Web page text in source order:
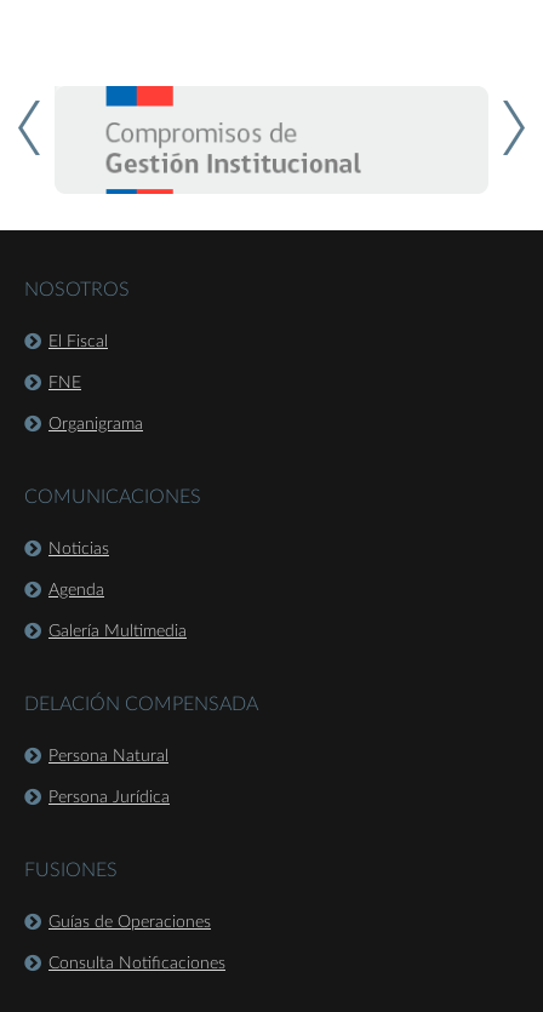
NOSOTROS
El Fiscal
FNE
Organigrama
COMUNICACIONES
Noticias
Agenda
Galería Multimedia
DELACIÓN COMPENSADA
Persona Natural
Persona Jurídica
FUSIONES
Guías de Operaciones
Consulta Notificaciones